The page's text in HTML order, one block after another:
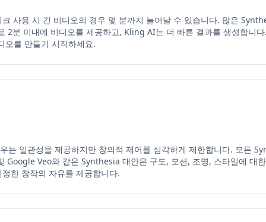
사용 시 긴 비디오의 경우 몇 분까지 늘어날 수 있습니다. 많은
2분 이내에 비디오를 제공하고, Kling AI는 더 빠른 결과를 생성합니
오를 만들기 시작하세요.
는 일관성을 제공하지만 창의적 제어를 심각하게 제한합니다. 모든
Google Veo와 같은 Synthesia 대안은 구도, 모션, 조명, 스타일에 대
한 창작의 자유를 제공합니다.